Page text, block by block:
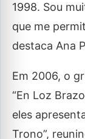
1998. Sou
que me
destaca Ana
Em 2006, o
“En Loz
eles
Trono”,